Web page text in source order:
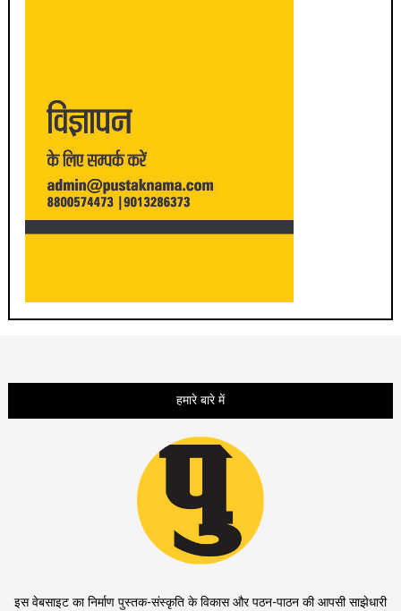
हमारे बारे में
इस वेबसाइट का निर्माण पुस्तक-संस्कृति के विकास और पठन-पाठन की आपसी साझेधारी